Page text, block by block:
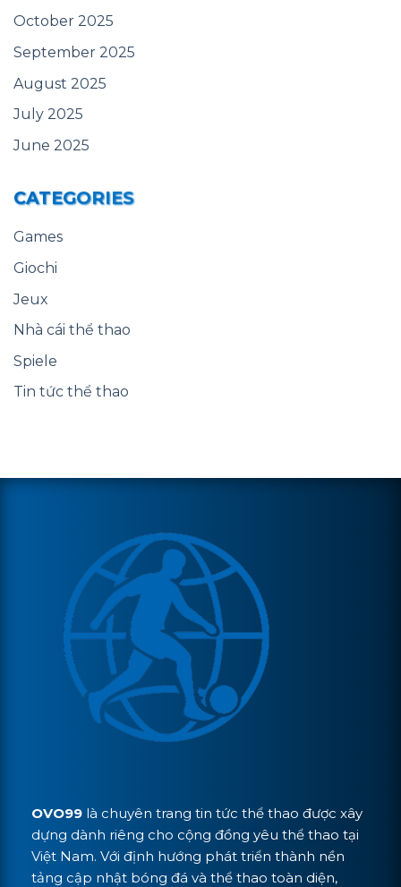
October 2025
September 2025
August 2025
July 2025
June 2025
CATEGORIES
Games
Giochi
Jeux
Nhà cái thể thao
Spiele
Tin tức thể thao
OVO99 là chuyên trang tin tức thể thao được xây
dựng dành riêng cho cộng đồng yêu thể thao tại
Việt Nam. Với định hướng phát triển thành nền
tảng cập nhật bóng đá và thể thao toàn diện,